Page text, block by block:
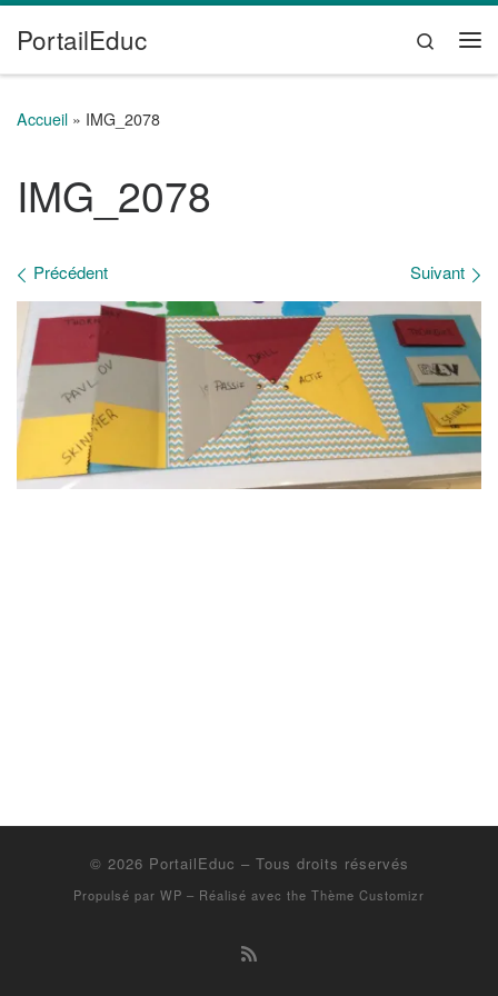
Passer au contenu
PortailEduc
Search
Accueil » IMG_2078
IMG_2078
Navigation des images
Précédent Suivant
© 2026 PortailEduc – Tous droits réservés
Propulsé par WP – Réalisé avec the Thème Customizr